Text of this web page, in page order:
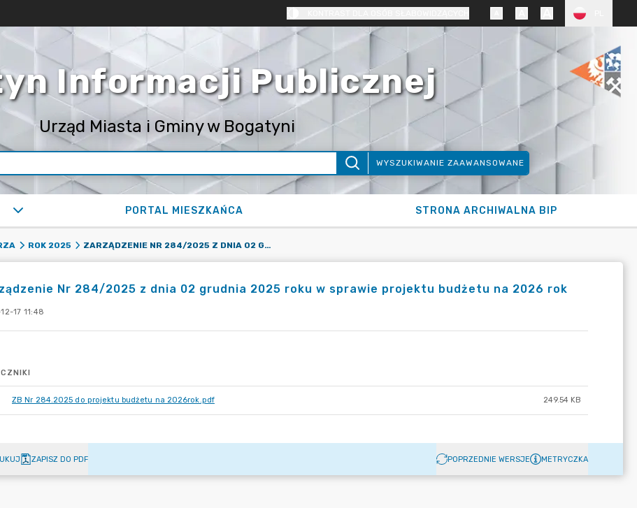
Informacji Publicznej
Urząd Miasta i Gminy w Bogatyni
WYSZUKIWANIE ZAAWANSOWANE
PORTAL MIESZKAŃCA STRONA ARCHIWALNA BIP
ROK 2025 ZARZĄDZENIE NR 284/2025 Z DNIA 02 GRUDNIA 2025 ROKU W SPRAWIE PROJEKTU BUDŻETU NA 2026 ROK
Nr 284/2025 z dnia 02 grudnia 2025 roku w sprawie projektu budżetu na 2026 rok
17 11:48
ZB Nr 284.2025 do projektu budżetu na 2026rok.pdf 249.54 KB
ZAPISZ DO PDF POPRZEDNIE WERSJE METRYCZKA